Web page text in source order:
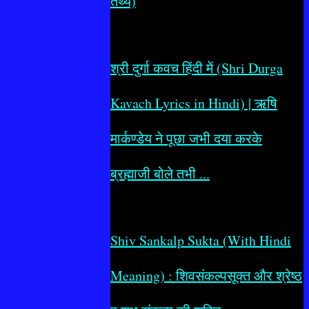
श्री दुर्गा कवच हिंदी में (Shri Durga
Kavach Lyrics in Hindi) | ऋषि
मार्कण्डेय ने पूछा जभी दया करके
ब्रह्माजी बोले तभी ...
Shiv Sankalp Sukta (With Hindi
Meaning) : शिवसंकल्पसूक्त और श्रेष्ठ